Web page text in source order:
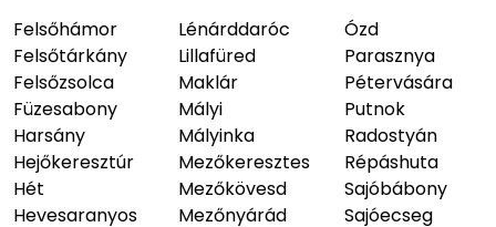
Felsőhámor
Felsőtárkány
Felsőzsolca
Füzesabony
Harsány
Hejőkeresztúr
Hét
Hevesaranyos
Lénárddaróc
Lillafüred
Maklár
Mályi
Mályinka
Mezőkeresztes
Mezőkövesd
Mezőnyárád
Ózd
Parasznya
Pétervására
Putnok
Radostyán
Répáshuta
Sajóbábony
Sajóecseg